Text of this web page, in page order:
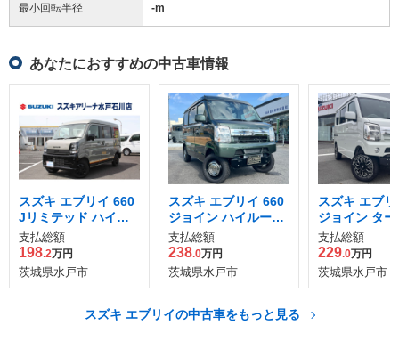
最小回転半径 -m
あなたにおすすめの中古車情報
スズキ エブリイ 660
Jリミテッド ハイル
ーフ
支払総額
198.2万円
茨城県水戸市
スズキ エブリイ 660
ジョイン ハイルーフ
4WD
支払総額
238.0万円
茨城県水戸市
スズキ エブ
ジョイン タ
ルーフ 4WD
支払総額
229.0万円
茨城県水戸市
スズキ エブリイの中古車をもっと見る